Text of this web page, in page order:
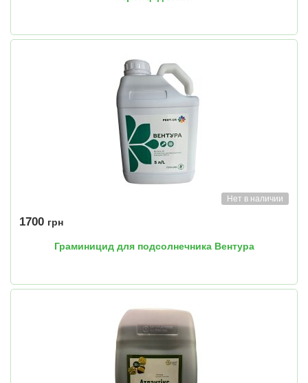
Нет в наличии
1700 грн
Граминицид для подсолнечника Вентура